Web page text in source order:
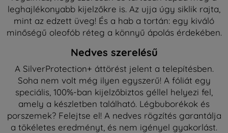
leghajlékonyabb kijelzőkre is. Az ujja úgy siklik rajta,
mint az edzett üveg! És a hab a tortán: egy kiváló
minőségű oleofób réteg a könnyű ápolás érdekében.
Nedves szerelésű
A SilverProtection+ áttörést jelent a telepítésben.
Soha nem volt még ilyen egyszerű! A fóliát egy
speciális, 100%-ban kijelzőbiztos géllel helyezi fel,
amely a készletben található. Légbuborékok és
porszemek? Felejtse el! A nedves rögzítés garantálja
a tökéletes eredményt, és nem igényel gyakorlást.